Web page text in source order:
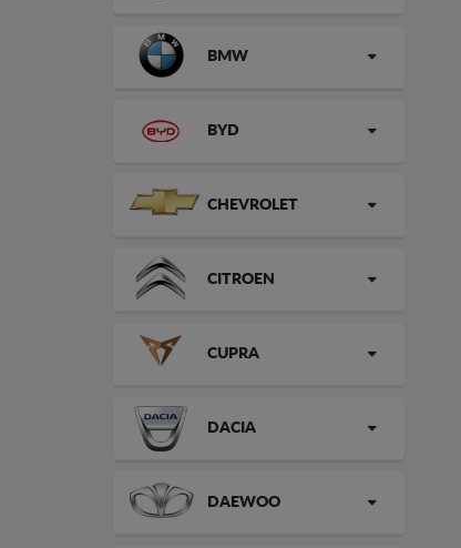
BMW
BYD
CHEVROLET
CITROEN
CUPRA
DACIA
DAEWOO